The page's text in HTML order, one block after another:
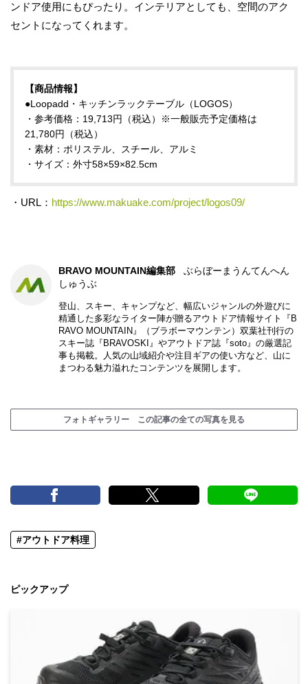
ンドア使用にもぴったり。インテリアとしても、空間のアク
セントになってくれます。
【商品情報】
●Loopadd・キッチンラックテーブル（LOGOS）
・参考価格：19,713円（税込）※一般販売予定価格は
21,780円（税込）
・素材：ポリステル、スチール、アルミ
・サイズ：外寸58×59×82.5cm
・URL： https://www.makuake.com/project/logos09/
BRAVO MOUNTAIN編集部
ぶらぼーまうんてんへん
しゅうぶ
登山、スキー、キャンプなど、幅広いジャンルの外遊びに
精通した多彩なライター陣が贈るアウトドア情報サイト『B
RAVO MOUNTAIN』（ブラボーマウンテン）双葉社刊行の
スキー誌『BRAVOSKI』やアウトドア誌『soto』の厳選記
事も掲載。人気の山域紹介や注目ギアの使い方など、山に
まつわる魅力溢れたコンテンツを展開します。
フォトギャラリー この記事の全ての写真を見る
#アウトドア料理
ピックアップ